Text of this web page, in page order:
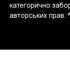
категорично
авторських прав.